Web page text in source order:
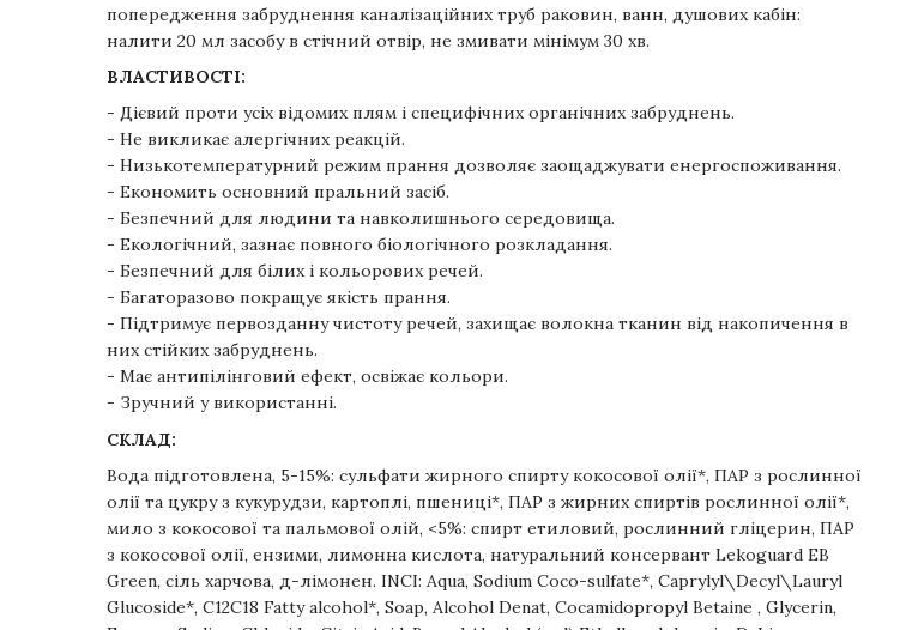
попередження забруднення каналізаційних труб раковин, ванн, душових кабін:
налити 20 мл засобу в стічний отвір, не змивати мінімум 30 хв.
ВЛАСТИВОСТІ:
- Дієвий проти усіх відомих плям і специфічних органічних забруднень.
- Не викликає алергічних реакцій.
- Низькотемпературний режим прання дозволяє заощаджувати енергоспоживання.
- Економить основний пральний засіб.
- Безпечний для людини та навколишнього середовища.
- Екологічний, зазнає повного біологічного розкладання.
- Безпечний для білих і кольорових речей.
- Багаторазово покращує якість прання.
- Підтримує первозданну чистоту речей, захищає волокна тканин від накопичення в
них стійких забруднень.
- Має антипілінговий ефект, освіжає кольори.
- Зручний у використанні.
СКЛАД:
Вода підготовлена, 5-15%: сульфати жирного спирту кокосової олії*, ПАР з рослинної
олії та цукру з кукурудзи, картоплі, пшениці*, ПАР з жирних спиртів рослинної олії*,
мило з кокосової та пальмової олій, <5%: спирт етиловий, рослинний гліцерин, ПАР
з кокосової олії, ензими, лимонна кислота, натуральний консервант Lekoguard EB
Green, сіль харчова, д-лімонен. INCI: Aqua, Sodium Coco-sulfate*, Caprylyl\Decyl\Lauryl
Glucoside*, C12C18 Fatty alcohol*, Soap, Alcohol Denat, Cocamidopropyl Betaine , Glycerin,